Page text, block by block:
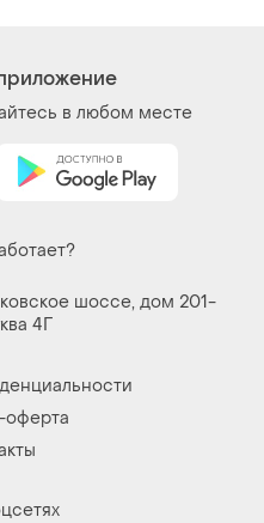
в любом месте
шоссе, дом 201-
4Г